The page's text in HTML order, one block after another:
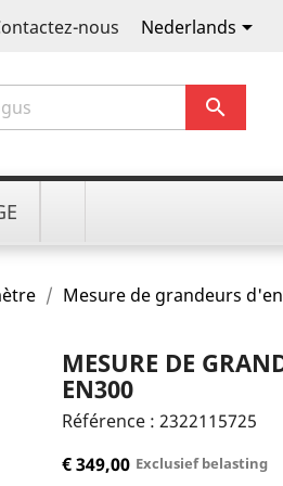
nous Nederlands

Mesure de grandeurs
MESURE DE
EN300
Référence : 2322115725
€ 349,00 Exclusief belasting